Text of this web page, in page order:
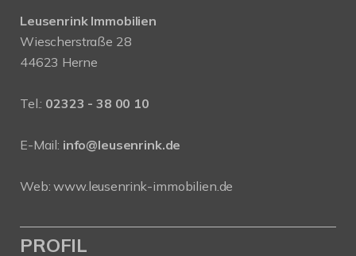
Leusenrink Immobilien
Wiescherstraße 28
44623 Herne
Tel.: 02323 - 38 00 10
E-Mail: info@leusenrink.de
Web:www.leusenrink-immobilien.de
PROFIL